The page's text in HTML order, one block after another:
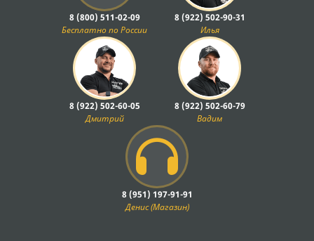
8 (800) 511-02-09
Бесплатно по России
8 (922) 502-90-31
Илья
8 (922) 502-60-05
Дмитрий
8 (922) 502-60-79
Вадим
8 (951) 197-91-91
Денис (Магазин)